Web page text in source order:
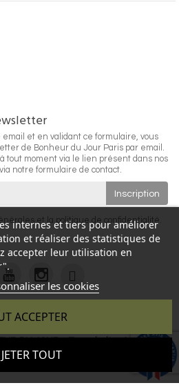
internes et tiers pour améliorer
et réaliser des statistiques de
accepter leur utilisation en
les cookies
TOUT
ACCEPTER
et en validant ce formulaire, vous
de Bonheur du Jour Paris par email.
tout moment via le lien présent dans nos
notre formulaire de contact.
et la politique de confidentialité.
autorisation - Site réalisé par :